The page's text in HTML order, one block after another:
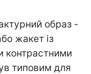
образ -
жакет із
контрастними
типовим для